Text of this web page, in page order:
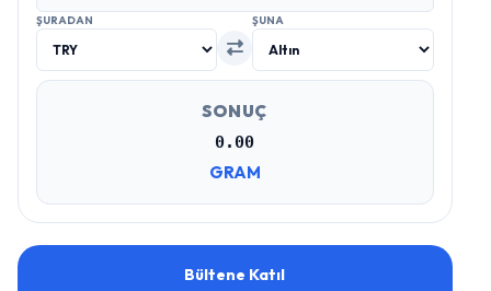
ŞURADAN ŞUNA
SONUÇ
0.00
GRAM
Bültene Katıl